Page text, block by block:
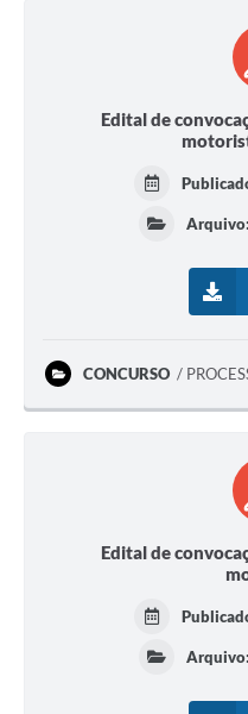
Edital de
Arquivo:
CONCURSO
Edital de
Arquivo: